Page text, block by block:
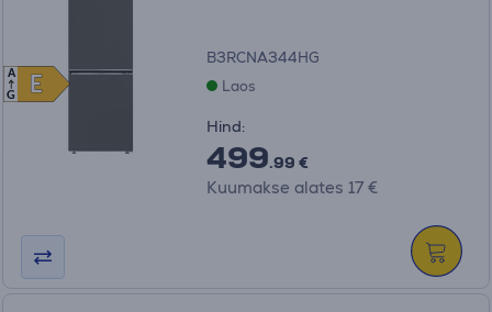
E
E
A
G
B3RCNA344HG
Laos
Hind:
499.99 €
Kuumakse alates 17 €